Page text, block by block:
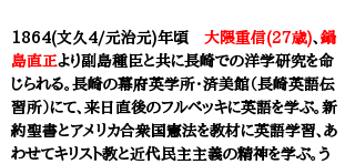
1864(文久4/元治元)年頃 大隈重信(27歳)、 鍋
島直正より副島種臣と共に長崎での洋学研究を命
じられる。 長崎の幕府英学所・済美館（長崎英語伝
習所）にて、来日直後のフルベッキに英語を学ぶ。 新
約聖書とアメリカ合衆国憲法を教材に英語学習、あ
わせてキリスト教と近代民主主義の精神を学ぶ。う